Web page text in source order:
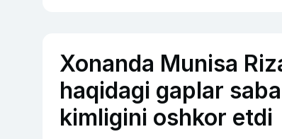
Xonanda Munisa
haqidagi gaplar
kimligini oshkor etdi